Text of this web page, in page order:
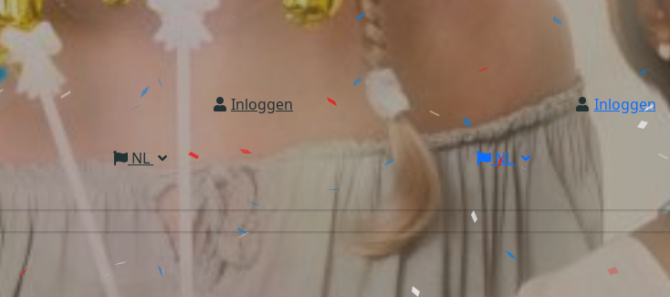
Inloggen
NL
Inloggen
NL